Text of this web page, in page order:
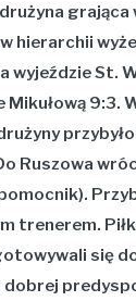
grająca
hierarchii
wyjeździe St.
9:3.
Ruszowa
trenerem.
się